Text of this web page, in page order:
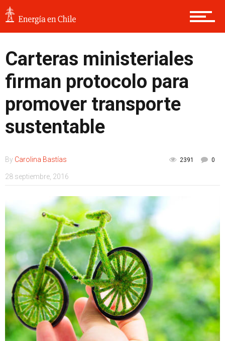
Carteras ministeriales
firman protocolo para
promover transporte
sustentable
By Carolina Bastías
28 septiembre, 2016
2391 0